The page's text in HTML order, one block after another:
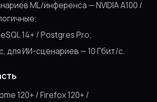
ML/инференса — NVIDIA A100 /
14+ / Postgres Pro;
для ИИ-сценариев — 10 Гбит/с.
120+ / Firefox 120+ /